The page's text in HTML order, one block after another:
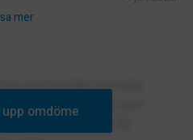
mer
god kontakt med alla
Mycket roligt som
i korridorer och du får
omdöme